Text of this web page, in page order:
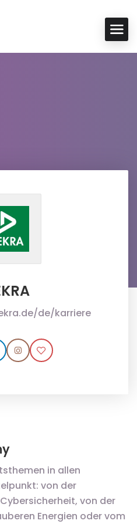
de/karriere
in allen
von der
von der
Energien oder vom